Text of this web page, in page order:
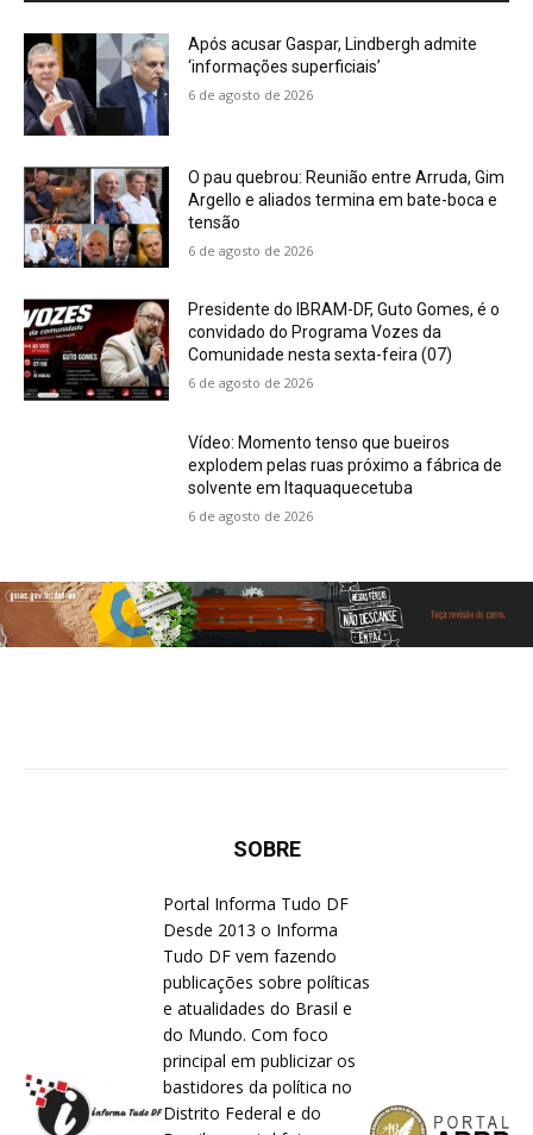
Após acusar Gaspar, Lindbergh admite
‘informações superficiais’
6 de agosto de 2026
O pau quebrou: Reunião entre Arruda, Gim
Argello e aliados termina em bate-boca e
tensão
6 de agosto de 2026
Presidente do IBRAM-DF, Guto Gomes, é o
convidado do Programa Vozes da
Comunidade nesta sexta-feira (07)
6 de agosto de 2026
Vídeo: Momento tenso que bueiros
explodem pelas ruas próximo a fábrica de
solvente em Itaquaquecetuba
6 de agosto de 2026
SOBRE
Portal Informa Tudo DF
Desde 2013 o Informa
Tudo DF vem fazendo
publicações sobre políticas
e atualidades do Brasil e
do Mundo. Com foco
principal em publicizar os
bastidores da política no
Distrito Federal e do